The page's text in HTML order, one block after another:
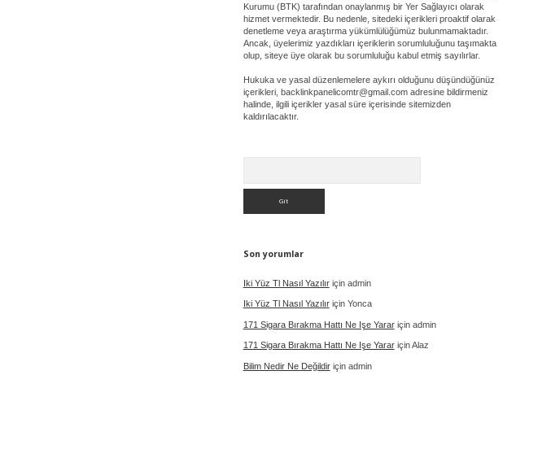
Kurumu (BTK) tarafından onaylanmış bir Yer Sağlayıcı olarak
hizmet vermektedir. Bu nedenle, sitedeki içerikleri proaktif olarak
denetleme veya araştırma yükümlülüğümüz bulunmamaktadır.
Ancak, üyelerimiz yazdıkları içeriklerin sorumluluğunu taşımakta
olup, siteye üye olarak bu sorumluluğu kabul etmiş sayılırlar.
Hukuka ve yasal düzenlemelere aykırı olduğunu düşündüğünüz
içerikleri, backlinkpanelicomtr@gmail.comadresine bildirmeniz
halinde, ilgili içerikler yasal süre içerisinde sitemizden
kaldırılacaktır.
Son yorumlar
Iki Yüz Tl Nasıl Yazılıriçin admin
Iki Yüz Tl Nasıl Yazılıriçin Yonca
171 Sigara Bırakma Hattı Ne Işe Yarariçin admin
171 Sigara Bırakma Hattı Ne Işe YarariçinAlaz
Bilim Nedir Ne Değildiriçin admin